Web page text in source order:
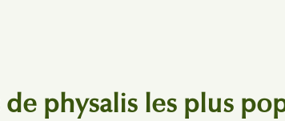
de physalis les plus